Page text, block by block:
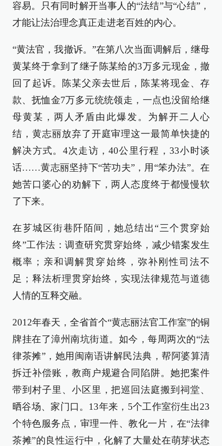
容易。只有同时解开当事人的“法结”与“心结”，
才能让法治理念真正走进老百姓的内心。
“黄法官，我撤诉。”在第八次当面调解后，继母
黄某终于拿到了继子陈某给的3万多元现金，撤
回了起诉。陈某父亲去世后，陈某将现金、存
款、抚恤金7万多元统统领走，一点也没留给继
母黄某，两人矛盾由此爆发。为解开二人心
结，黄志丽放弃了开庭审理这一最简单快捷的
解决方式。4次走访，40公里行程，33小时谈
话……黄志丽坚持下“苦功夫”，用“笨办法”。在
她苦口婆心的劝解下，两人态度终于都慢慢软
了下来。
在芗城区街巷阡陌间，她总结出“三个贯穿始
终”工作法：调查研究贯穿始终，减少错案发生
概率；亲和调解贯穿始终，弥补刚性司法不
足；释法析理贯穿始终，实现法律规范与道德
人情的互释交融。
2012年春天，全省首个“黄志丽法官工作室”的铜
牌挂在了漳州南坑街道。如今，每周两次的“法
律茶摊”，她用闽南语讲解民法典，帮阿婆算清
拆迁补偿账，教商户规避合同陷阱。她把案件
带到村子里、小区里，把巡回法庭搬到祠堂、
晒谷场、家门口。13年来，5个工作室衍生出23
个特色服务点，审理一件、教化一片，在“法律
茶摊”的良性运行中，化解了大量处在萌芽状态